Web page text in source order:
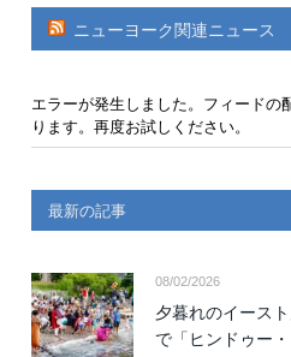
ニューヨーク関連ニュース
エラーが発生しました。フィードの
ります。再度お試しください。
最新の記事
08/02/2026
夕暮れのイース
で「ヒンドゥー